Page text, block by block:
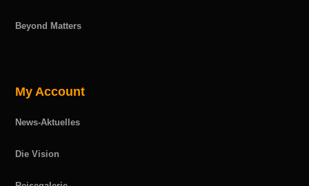
Beyond Matters
My Account
News-Aktuelles
Die Vision